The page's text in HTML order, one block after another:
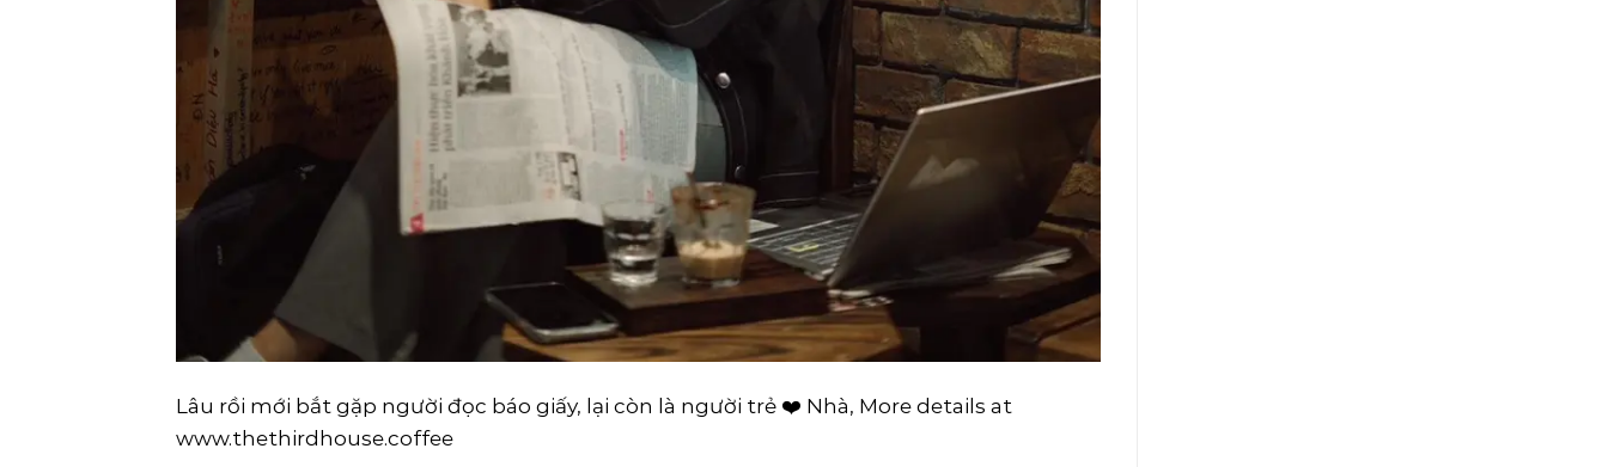
Lâu rồi mới bắt gặp người đọc báo giấy, lại còn là người trẻ ❤️ Nhà, More details at
www.thethirdhouse.coffee